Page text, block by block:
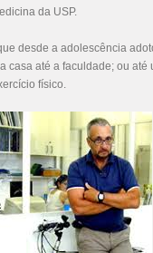
da USP.
desde a adolescência
até a faculdade; ou
físico.